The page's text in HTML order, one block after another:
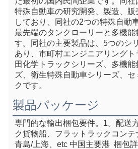
特殊自動車の研究開発、製造、販
しており、同社の2つの特殊自動
最先端のタンクローリーと多機能
す。同社の主要製品は、5つのシ
あり、市町村エンジニアリング
田化学トラックシリーズ、多機
ズ、衛生特殊自動車シリーズ、
クです。
製品パッケージ
専門的な輸出梱包要件。1。 配送
ク貨物船、フラットラックコンテ
青島/上海、etc 中国主要港
梱包